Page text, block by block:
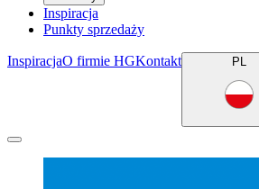
Inspiracja
Punkty sprzedaży
InspiracjaO firmie HGKontakt PL